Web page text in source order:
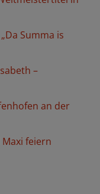
Summa is
–
an der
feiern